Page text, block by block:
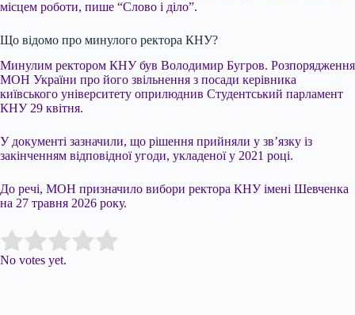
місцем роботи, пише “Слово і діло”.
Що відомо про минулого ректора КНУ?
Минулим ректором КНУ був Володимир Бугров. Розпорядження
МОН України про його звільнення з посади керівника
київського університету оприлюднив Студентський парламент
КНУ 29 квітня.
У документі зазначили, що рішення прийняли у зв’язку із
закінченням відповідної угоди, укладеної у 2021 році.
До речі, МОН призначило вибори ректора КНУ імені Шевченка
на 27 травня 2026 року.
Rate this item:
No votes yet.